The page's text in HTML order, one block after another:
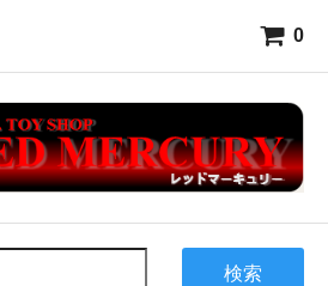
0
検索